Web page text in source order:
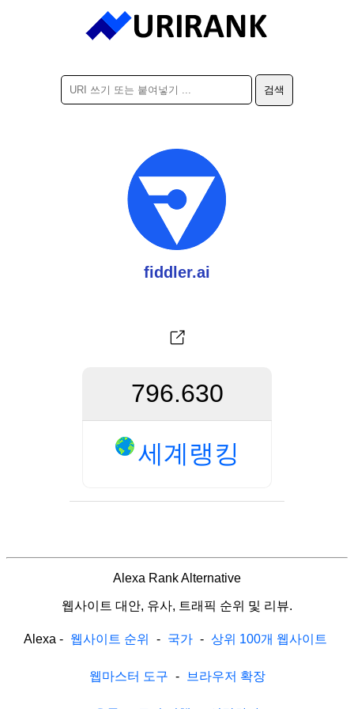
fiddler.ai
796.630
세계랭킹
Alexa Rank Alternative
웹사이트 대안, 유사, 트래픽 순위 및 리뷰.
Alexa - 웹사이트 순위 - 국가 - 상위 100개 웹사이트
웹마스터 도구 - 브라우저 확장